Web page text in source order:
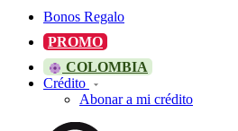
Bonos Regalo
PROMO
COLOMBIA
Crédito
Abonar a mi crédito